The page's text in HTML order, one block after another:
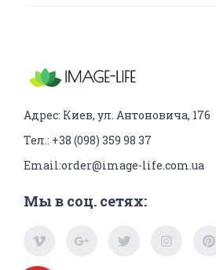
Адрес: Киев, ул. Антоновича, 176
Тел.: +38 (098) 359 98 37
Email:order@image-life.com.ua
Мы в соц. сетях: